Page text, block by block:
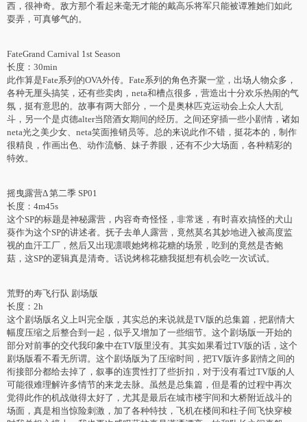
西，很神奇。敌方那个看起来毫无才能的戴高乐将军只能被谭雅她们如此
耍弄，可真够气的。
FateGrand Carnival 1st Season
长度：30min
此作算是Fate系列的OVA外传。Fate系列的角色齐聚一堂，出场人物众多，
各种无厘头搞笑，还有些卖肉，neta和槽点很多，营造出十分欢乐热闹的气
氛，挺有意思的。故事有两大部分，一个是奥林匹克运动会上众人大乱
斗，另一个是贞德alter当陪酒女期间的经历。之间还穿插一些小剧情，诸如
neta光之美少女、neta笑面推销员等。总的来说此作不错，挺花本的，制作
很精良，作画出色、动作流畅、妹子养眼，还有不少大场面，各种精彩的
特效。
摇曳露营Δ 第二季 SP01
长度：4m45s
这个SP的标题是神秘露营，内容奇奇怪怪，非常迷，有时喜欢搞怪的犬山
葵作为这个SP的讲述者。抚子去单人露营，竟然莫名其妙地进入被高度监
视的血汗工厂，然后又出现凛喂她烤棉花糖的场景，吃到的竟然是杏鲍
菇，这SP的逻辑真是清奇。话说烤棉花糖我挺想有机会吃一次试试。
荒野的寿飞行队 剧场版
长度：2h
这个剧场版名义上叫完全版，其实总的来说就是TV版的总集篇，把剧情大
幅度压缩之后整合到一起，似乎又增加了一些细节。这个剧场版一开始的
部分对前事的交代我印象中在TV版里没有。其实如果看过TV版的话，这个
剧场版看不看无所谓。这个剧场版为了压缩时间，把TV版许多剧情之间的
衔接部分都给去掉了，叙事的连贯性打了些折扣，对于没有看过TV版的人
可能很难理解许多情节的来龙去脉。虽然是总集篇，但是看的过程中再次
觉得此作的机战做得太好了，尤其是最后在城市楼宇间和大桥附近战斗的
场面，真是相当惊险刺激，加了各种特技，飞机在楼间和柱子间飞快穿梭